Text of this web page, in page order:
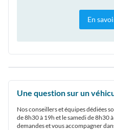
En
Une question sur un
Nos conseillers et équipes dédiées
de 8h30 à 19h et le samedi de 8h30
demandes et vous accompagner